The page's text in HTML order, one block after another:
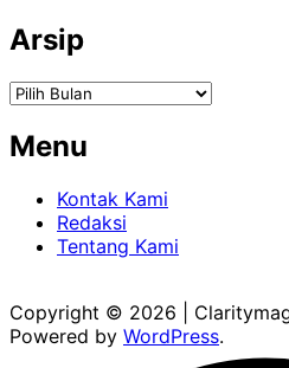
Arsip
Arsip
Menu
Kontak Kami
Redaksi
Tentang Kami
Copyright © 2026 |
Powered by WordPress.